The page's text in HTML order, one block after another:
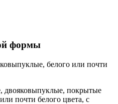
формы
белого или почти
двояковыпуклые, покрытые
почти белого цвета, с